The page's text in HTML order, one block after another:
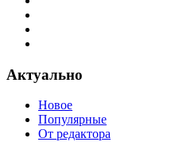
Актуально
Новое
Популярные
От редактора